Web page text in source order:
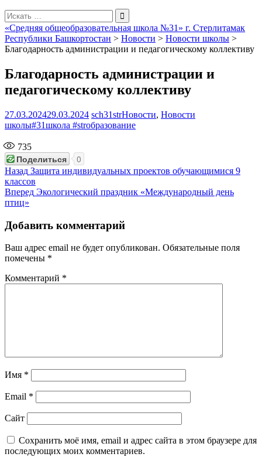
Поиск
для:
«Средняя общеобразовательная школа №31» г. Стерлитамак
Республики Башкортостан > Новости > Новости школы >
Благодарность администрации и педагогическому коллективу
Благодарность администрации и
педагогическому коллективу
27.03.202429.03.2024 sch31strНовости, Новости
школы#31школа #strобразование
735
Поделиться 0
Навигация
по
записям
Назад Предыдущая
запись:
Защита индивидуальных проектов обучающимися 9
классов
Вперед Следующая
Экологический праздник «Международный день
птиц»
Добавить комментарий
Ваш адрес email не будет опубликован. Обязательные поля
помечены *
Комментарий *
Имя *
Email *
Сайт
Сохранить моё имя, email и адрес сайта в этом браузере для
последующих моих комментариев.